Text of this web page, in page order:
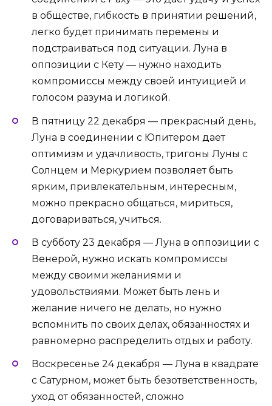
в обществе, гибкость в принятии решений,
легко будет принимать перемены и
подстраиваться под ситуации. Луна в
оппозиции с Кету — нужно находить
компромиссы между своей интуицией и
голосом разума и логикой.
В пятницу 22 декабря — прекрасный день,
Луна в соединении с Юпитером дает
оптимизм и удачливость, тригоны Луны с
Солнцем и Меркурием позволяет быть
ярким, привлекательным, интересным,
можно прекрасно общаться, мириться,
договариваться, учиться.
В субботу 23 декабря — Луна в оппозиции с
Венерой, нужно искать компромиссы
между своими желаниями и
удовольствиями. Может быть лень и
желание ничего не делать, но нужно
вспомнить по своих делах, обязанностях и
равномерно распределить отдых и работу.
Воскресенье 24 декабря — Луна в квадрате
с Сатурном, может быть безответственность,
уход от обязанностей, сложно